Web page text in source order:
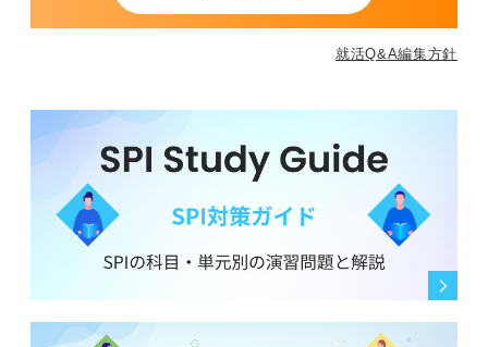
就活Q&A編集方針